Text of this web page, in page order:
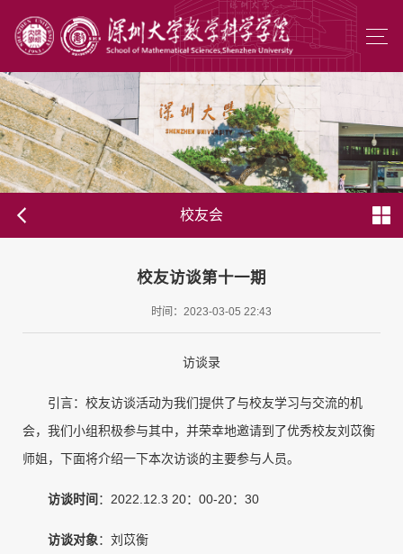
校友会
校友访谈第十一期
时间：2023-03-05 22:43
访谈录
引言：校友访谈活动为我们提供了与校友学习与交流的机
会，我们小组积极参与其中，并荣幸地邀请到了优秀校友刘苡衡
师姐，下面将介绍一下本次访谈的主要参与人员。
访谈时间 ：2022.12.3 20：00-20：30
访谈对象：刘苡衡